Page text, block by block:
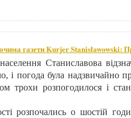
газети Kurjer Stanisławowski:
Станиславова
і погода була
трохи розпогодилося і
розпочались о шостій